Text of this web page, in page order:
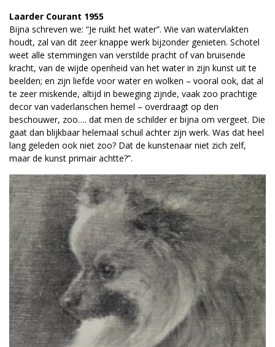
Laarder Courant 1955
Bijna schreven we: “Je ruikt het water”. Wie van watervlakten
houdt, zal van dit zeer knappe werk bijzonder genieten. Schotel
weet alle stemmingen van verstilde pracht of van bruisende
kracht, van de wijde openheid van het water in zijn kunst uit te
beelden; en zijn liefde voor water en wolken – vooral ook, dat al
te zeer miskende, altijd in beweging zijnde, vaak zoo prachtige
decor van vaderlanschen hemel – overdraagt op den
beschouwer, zoo…. dat men de schilder er bijna om vergeet. Die
gaat dan blijkbaar helemaal schuil achter zijn werk. Was dat heel
lang geleden ook niet zoo? Dat de kunstenaar niet zich zelf,
maar de kunst primair achtte?”.